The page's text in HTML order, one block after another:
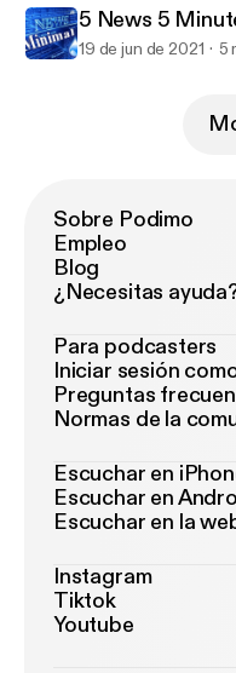
5 News 5
19 de jun de 2021 5
Sobre Podimo
Empleo
Blog
¿Necesitas
Para podcasters
Iniciar sesión
Preguntas
Normas de la
Escuchar en
Escuchar en
Escuchar en la
Instagram
Tiktok
Youtube